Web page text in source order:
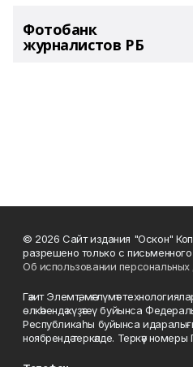
Фотобанк
журналистов РБ
© 2026 Сайт издания "Оскон"
разрешено только с
Об использовании персональных
Гәзит Элемтә, мәғлүмәт
өлкәһендә күҙәтеү буйынса
Республикаһы буйынса
ноябрендә теркәлде. Теркәү